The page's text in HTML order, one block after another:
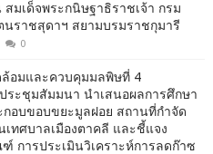
มเด็จพระกนิษฐาธิราชเจ้า กรม
นราชสุดาฯ สยามบรมราชกุมารี
0
อมและควบคุมมลพิษที่ 4
ระชุมสัมมนา นำเสนอผลการศึกษา
กอบขอบขยะมูลฝอย สถานที่กำจัด
ทศบาลเมืองตาคลี และชี้แจง
การประเมินวิเคราะห์การลดก๊าซ